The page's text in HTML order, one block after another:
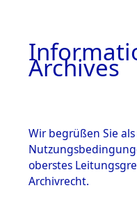
Archives
Wir begrüßen Sie
oberstes
Archivrecht.